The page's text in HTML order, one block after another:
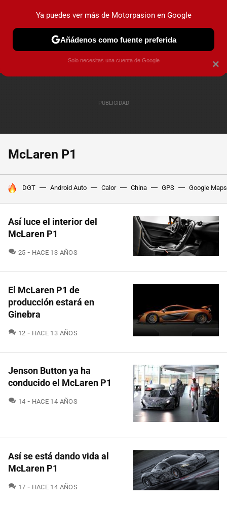
PRUEBAS COCHES ELÉCTRICOS OBSERVATORIO
McLaren P1
HOY SE HABLA DE
DGT Android Auto Calor China GPS Google Maps
Así luce el interior del
McLaren P1
25 COMENTARIOS
HACE 13 AÑOS
El McLaren P1 de
producción estará en
Ginebra
12 COMENTARIOS
HACE 13 AÑOS
Jenson Button ya ha
conducido el McLaren P1
14 COMENTARIOS
HACE 14 AÑOS
Así se está dando vida al
McLaren P1
17 COMENTARIOS
HACE 14 AÑOS
×
Ya puedes ver más de Motorpasion en Google
Añádenos como fuente preferida
Solo necesitas una cuenta de Google